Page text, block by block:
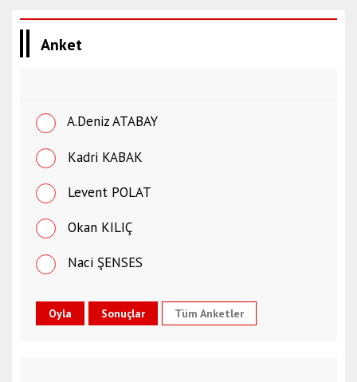
Anket
A.Deniz ATABAY
Kadri KABAK
Levent POLAT
Okan KILIÇ
Naci ŞENSES
Tüm Anketler